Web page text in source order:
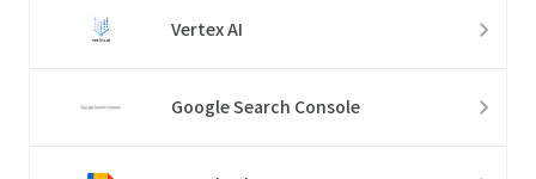
Vertex AI
Google Search Console